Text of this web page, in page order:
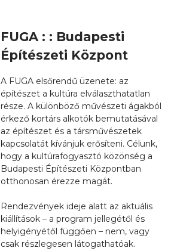
FUGA : : Budapesti
Építészeti Központ
A FUGA elsőrendű üzenete: az
építészet a kultúra elválaszthatatlan
része. A különböző művészeti ágakból
érkező kortárs alkotók bemutatásával
az építészet és a társművészetek
kapcsolatát kívánjuk erősíteni. Célunk,
hogy a kultúrafogyasztó közönség a
Budapesti Építészeti Központban
otthonosan érezze magát.
Rendezvények ideje alatt az aktuális
kiállítások – a program jellegétől és
helyigényétől függően – nem, vagy
csak részlegesen látogathatóak.